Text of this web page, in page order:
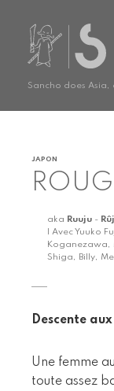
Sancho does Asia,
JAPON
aka Ruuju -
| Avec Yuuko
Koganezawa,
Shiga, Billy,
Descente
Une femme
toute assez